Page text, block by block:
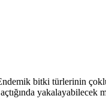
bitki türlerinin
yakalayabilecek